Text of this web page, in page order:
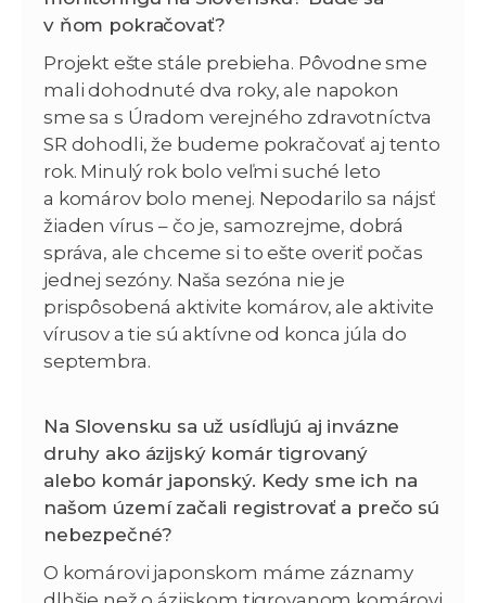
v ňom pokračovať?
Projekt ešte stále prebieha. Pôvodne sme
mali dohodnuté dva roky, ale napokon
sme sa s Úradom verejného zdravotníctva
SR dohodli, že budeme pokračovať aj tento
rok. Minulý rok bolo veľmi suché leto
a komárov bolo menej. Nepodarilo sa nájsť
žiaden vírus – čo je, samozrejme, dobrá
správa, ale chceme si to ešte overiť počas
jednej sezóny. Naša sezóna nie je
prispôsobená aktivite komárov, ale aktivite
vírusov a tie sú aktívne od konca júla do
septembra.
Na Slovensku sa už usídľujú aj invázne
druhy ako ázijský komár tigrovaný
alebo komár japonský. Kedy sme ich na
našom území začali registrovať a prečo sú
nebezpečné?
O komárovi japonskom máme záznamy